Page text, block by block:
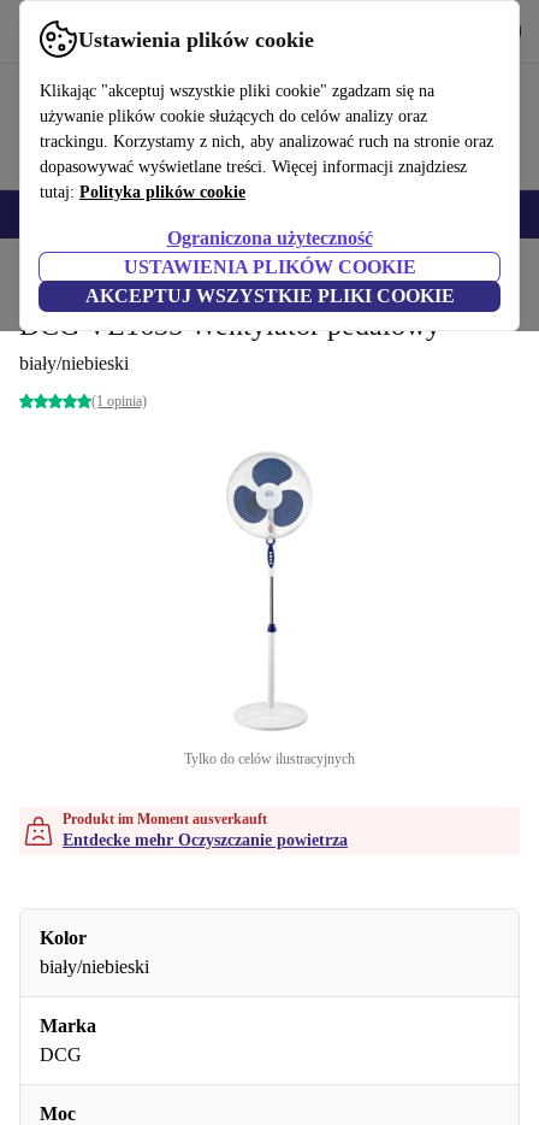
Ustawienia plików cookie
Klikając "akceptuj wszystkie pliki cookie" zgadzam się na
używanie plików cookie służących do celów analizy oraz
trackingu. Korzystamy z nich, aby analizować ruch na stronie oraz
dopasowywać wyświetlane treści. Więcej informacji znajdziesz
tutaj: Polityka plików cookie
Ograniczona użyteczność
USTAWIENIA PLIKÓW COOKIE
AKCEPTUJ WSZYSTKIE PLIKI COOKIE
Korzystaj z refurbed szybko i łatwo
Produkty Gospodarstwo domowe Jakość powietrza & sezonowy
DCG VE1635 Wentylator pedałowy
biały/niebieski
(1 opinia)
Tylko do celów ilustracyjnych
Produkt im Moment ausverkauft
Entdecke mehr Oczyszczanie powietrza
Kolor
biały/niebieski
Marka
DCG
Moc